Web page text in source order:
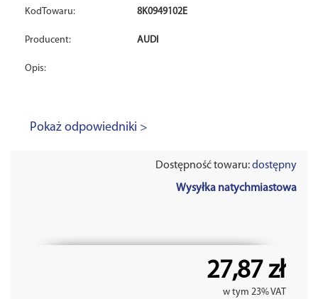
KodTowaru: 8K0949102E
Producent: AUDI
Opis:
Pokaż odpowiedniki >
Dostępność towaru:dostępny
Wysyłka natychmiastowa
27,87 zł
w tym 23% VAT